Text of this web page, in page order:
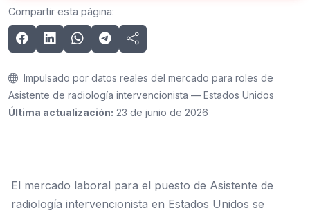
Compartir esta página:
Impulsado por datos reales del mercado para roles de
Asistente de radiología intervencionista — Estados Unidos
Última actualización: 23 de junio de 2026
El mercado laboral para el puesto de Asistente de
radiología intervencionista en Estados Unidos se